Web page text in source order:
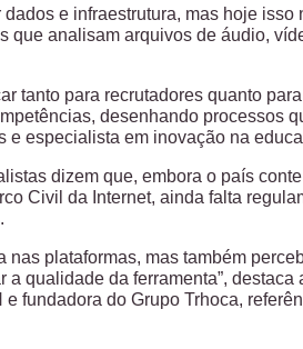
e infraestrutura, mas hoje isso
que analisam arquivos de áudio,
tanto para recrutadores quanto
desenhando processos
especialista em inovação na
dizem que, embora o país
Civil da Internet, ainda falta
plataformas, mas também
qualidade da ferramenta”, destaca
fundadora do Grupo Trhoca,